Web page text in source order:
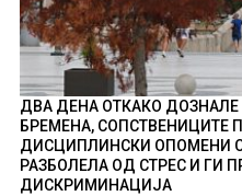
ДВА ДЕНА ОТКАКО ДОЗНАЛЕ
БРЕМЕНА, СОПСТВЕНИЦИТЕ
ДИСЦИПЛИНСКИ ОПОМЕНИ
РАЗБОЛЕЛА ОД СТРЕС И ГИ
ДИСКРИМИНАЦИЈА